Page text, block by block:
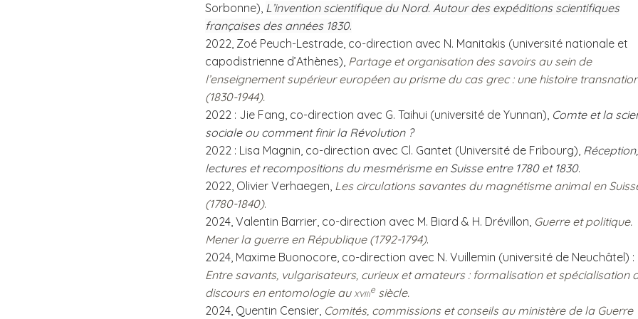
Sorbonne), L’invention scientifique du Nord. Autour des expéditions scientifiques
françaises des années 1830.
2022, Zoé Peuch-Lestrade, co-direction avec N. Manitakis (université nationale et
capodistrienne d’Athènes), Partage et organisation des savoirs au sein de
l’enseignement supérieur européen au prisme du cas grec : une histoire
(1830-1944).
2022 : Jie Fang, co-direction avec G. Taihui (université de Yunnan), Comte et la
sociale ou comment finir la Révolution ?
2022 : Lisa Magnin, co-direction avec Cl. Gantet (Université de Fribourg), Réception,
lectures et recompositions du mesmérisme en Suisse entre 1780 et 1830.
2022, Olivier Verhaegen, Les circulations savantes du magnétisme animal en
(1780-1840).
2024, Valentin Barrier, co-direction avec M. Biard & H. Drévillon, Guerre et politique.
Mener la guerre en République (1792-1794).
2024, Maxime Buonocore, co-direction avec N. Vuillemin (université de Neuchâtel) :
Entre savants, vulgarisateurs, curieux et amateurs : formalisation et spécialisation
discours en entomologie auxviiie siècle.
2024, Quentin Censier, Comités, commissions et conseils au ministère de la Guerre